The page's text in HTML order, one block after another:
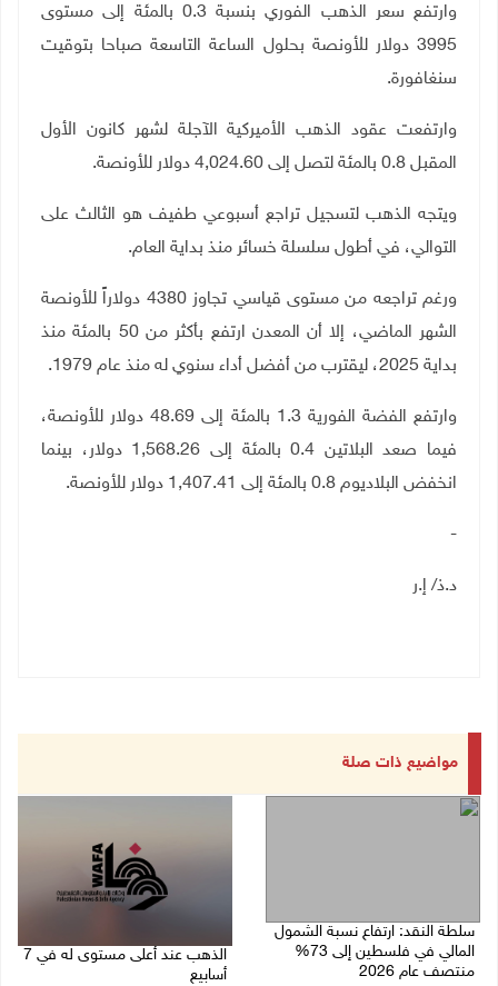
وارتفع سعر الذهب الفوري بنسبة 0.3 بالمئة إلى مستوى
3995 دولار للأونصة بحلول الساعة التاسعة صباحا بتوقيت
سنغافورة.
وارتفعت عقود الذهب الأميركية الآجلة لشهر كانون الأول
المقبل 0.8 بالمئة لتصل إلى 4,024.60 دولار للأونصة
.
ويتجه الذهب لتسجيل تراجع أسبوعي طفيف هو الثالث على
التوالي، في أطول سلسلة خسائر منذ بداية العام.
ورغم تراجعه من مستوى قياسي تجاوز 4380 دولاراً للأونصة
الشهر الماضي، إلا أن المعدن ارتفع بأكثر من 50 بالمئة منذ
بداية 2025، ليقترب من أفضل أداء سنوي له منذ عام 1979
.
وارتفع الفضة الفورية 1.3 بالمئة إلى 48.69 دولار للأونصة،
فيما صعد البلاتين 0.4 بالمئة إلى 1,568.26 دولار، بينما
انخفض البلاديوم 0.8 بالمئة إلى 1,407.41 دولار للأونصة
.
-
د.ذ/ إ.ر
مواضيع ذات صلة
سلطة النقد: ارتفاع نسبة الشمول
المالي في فلسطين إلى 73%
منتصف عام 2026
الذهب عند أعلى مستوى له في 7
أسابيع